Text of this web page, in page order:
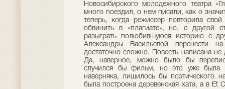
Новосибирского молодежного театра
много поездил, о нем писали, как о
теперь, когда режиссер повторила
обвинить в «плагиате», но, с другой
разыграть полюбившуюся историю с
Александры Васильевой перенести
достаточно сложно. Повесть написана
Да, наверное, можно было бы
случился бы фильм, но это уже была
наверняка, лишилось бы поэтического
была построена деревенская хата, а в Et